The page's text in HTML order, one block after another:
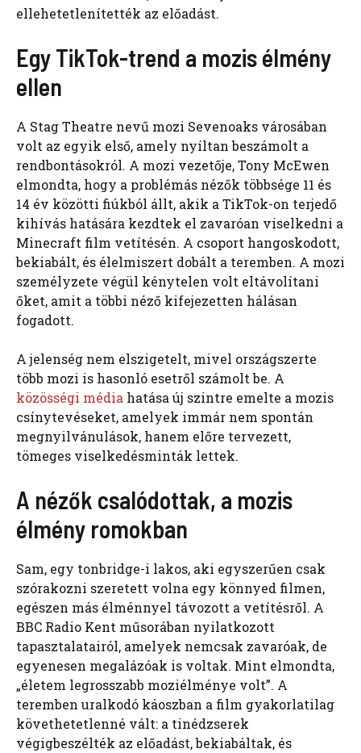
ellehetetlenítették az előadást.
Egy TikTok-trend a mozis élmény
ellen
A Stag Theatre nevű mozi Sevenoaks városában
volt az egyik első, amely nyíltan beszámolt a
rendbontásokról. A mozi vezetője, Tony McEwen
elmondta, hogy a problémás nézők többsége 11 és
14 év közötti fiúkból állt, akik a TikTok-on terjedő
kihívás hatására kezdtek el zavaróan viselkedni a
Minecraft film vetítésén. A csoport hangoskodott,
bekiabált, és élelmiszert dobált a teremben. A mozi
személyzete végül kénytelen volt eltávolítani
őket, amit a többi néző kifejezetten hálásan
fogadott.
A jelenség nem elszigetelt, mivel országszerte
több mozi is hasonló esetről számolt be. A
közösségi média hatása új szintre emelte a mozis
csínytevéseket, amelyek immár nem spontán
megnyilvánulások, hanem előre tervezett,
tömeges viselkedésminták lettek.
A nézők csalódottak, a mozis
élmény romokban
Sam, egy tonbridge-i lakos, aki egyszerűen csak
szórakozni szeretett volna egy könnyed filmen,
egészen más élménnyel távozott a vetítésről. A
BBC Radio Kent műsorában nyilatkozott
tapasztalatairól, amelyek nemcsak zavaróak, de
egyenesen megalázóak is voltak. Mint elmondta,
„életem legrosszabb moziélménye volt”. A
teremben uralkodó káoszban a film gyakorlatilag
követhetetlenné vált: a tinédzserek
végigbeszélték az előadást, bekiabáltak, és